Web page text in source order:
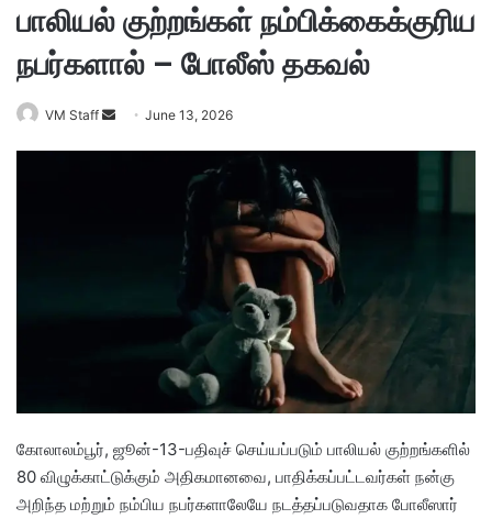
பாலியல் குற்றங்கள் நம்பிக்கைக்குரிய
நபர்களால் – போலீஸ் தகவல்
VM Staff June 13, 2026
கோலாலம்பூர், ஜூன்-13-பதிவுச் செய்யப்படும் பாலியல் குற்றங்களில்
80 விழுக்காட்டுக்கும் அதிகமானவை, பாதிக்கப்பட்டவர்கள் நன்கு
அறிந்த மற்றும் நம்பிய நபர்களாலேயே நடத்தப்படுவதாக போலீஸார்